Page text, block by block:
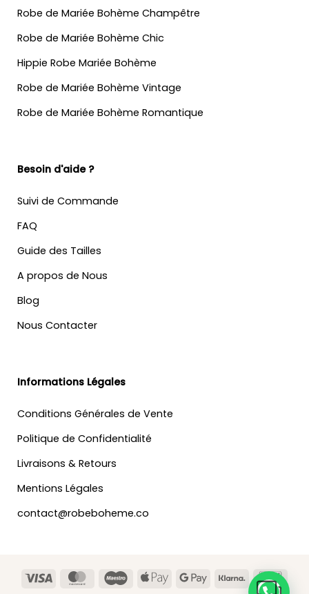
Robe de Mariée Bohème Champêtre
Robe de Mariée Bohème Chic
Hippie Robe Mariée Bohème
Robe de Mariée Bohème Vintage
Robe de Mariée Bohème Romantique
Besoin d'aide ?
Suivi de Commande
FAQ
Guide des Tailles
A propos de Nous
Blog
Nous Contacter
Informations Légales
Conditions Générales de Vente
Politique de Confidentialité
Livraisons & Retours
Mentions Légales
contact@robeboheme.co
Visa MasterCardMaestroApple
Google Klarna